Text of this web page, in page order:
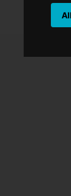
TopNews